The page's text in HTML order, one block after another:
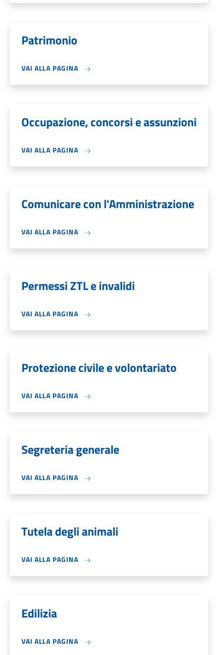
Patrimonio
VAI ALLA PAGINA
Occupazione, concorsi e assunzioni
VAI ALLA PAGINA
Comunicare con l'Amministrazione
VAI ALLA PAGINA
Permessi ZTL e invalidi
VAI ALLA PAGINA
Protezione civile e volontariato
VAI ALLA PAGINA
Segreteria generale
VAI ALLA PAGINA
Tutela degli animali
VAI ALLA PAGINA
Edilizia
VAI ALLA PAGINA